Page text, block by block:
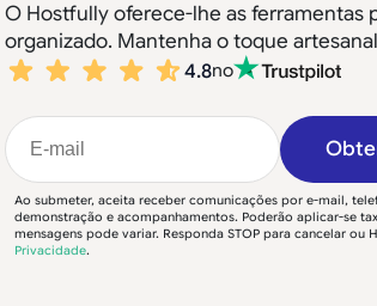
O Hostfully oferece-lhe as ferramentas
organizado. Mantenha o toque
4.8no
Ao submeter, aceita receber comunicações por e-mail,
demonstração e acompanhamentos. Poderão aplicar-se
mensagens pode variar. Responda STOP para cancelar ou
Privacidade.